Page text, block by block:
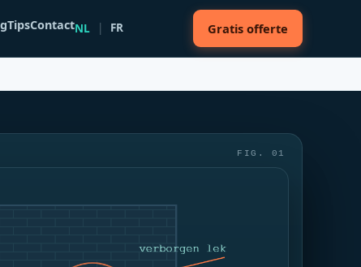
TipsContactNL FR Gratis offerte
FIG. 01